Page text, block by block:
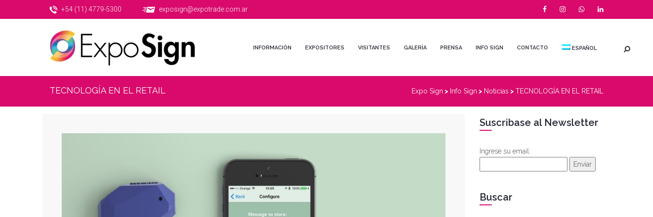
+54 (11) 4779-5300 exposign@expotrade.com.ar
INFORMACIÓN EXPOSITORES VISITANTES GALERÍA PRENSA INFO SIGN CONTACTO ESPAÑOL
TECNOLOGÍA EN EL RETAIL Expo Sign > Info Sign > Noticias > TECNOLOGÍA EN EL RETAIL
Suscribase al Newsletter
Ingrese su email:
Enviar
Buscar